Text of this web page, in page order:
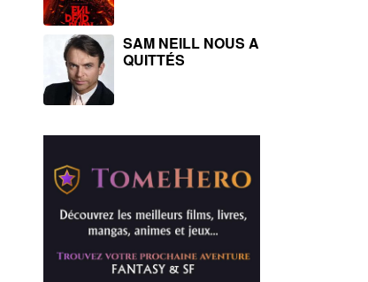
SAM NEILL NOUS A
QUITTÉS